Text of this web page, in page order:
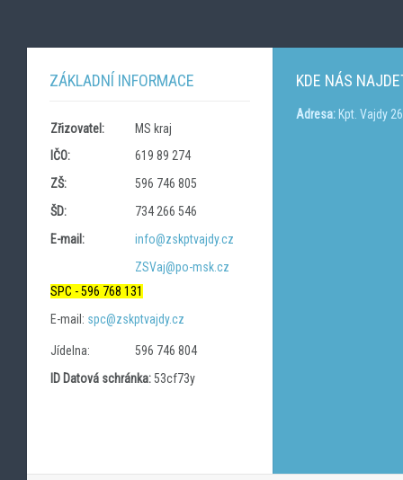
ZÁKLADNÍ INFORMACE
Zřizovatel:
MS kraj
IČO:
619 89 274
ZŠ:
596 746 805
ŠD:
734 266 546
E-mail:
info@zskptvajdy.cz
ZSVaj@po-msk.cz
SPC - 596 768 131
E-mail: spc@zskptvajdy.cz
Jídelna:
596 746 804
ID Datová schránka:53cf73y
KDE NÁS
Adresa:Kpt. Vajdy